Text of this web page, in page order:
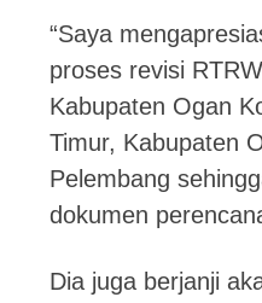
“Saya
proses revisi
Kabupaten Ogan
Timur, Kabupaten
Pelembang
dokumen
Dia juga berjanji